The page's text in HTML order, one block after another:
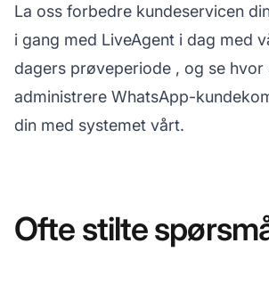
La oss forbedre kundeservicen
i gang med LiveAgent i dag med
dagers prøveperiode , og se hvor
administrere WhatsApp-
din med systemet vårt.
Ofte stilte